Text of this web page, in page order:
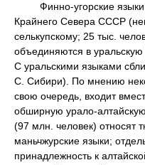
Финно-угорские языки
Крайнего Севера СССР
селькупскому; 25 тыс.
объединяются в
С уральскими языками
С. Сибири). По мнению
свою очередь, входит
обширную урало-
(97 млн. человек) относят
маньчжурские языки;
принадлежность к